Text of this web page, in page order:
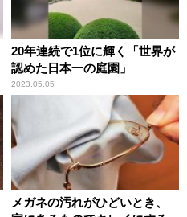
20年連続で1位に輝く「世界が
認めた日本一の庭園」
2023.05.05
メガネの汚れがひどいとき、